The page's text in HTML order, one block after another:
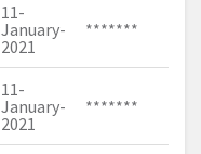
11-
January-
2021
*******
11-
January-
2021
*******